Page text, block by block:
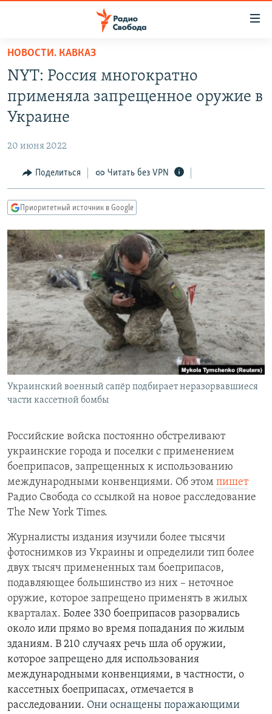
упрощенного
доступа
основному
Вернутся
Вернутся
поиску
АВТОРСКИЕ ПРОЕКТЫ
МНЕНИЯ
КУЛЬТУРА
КАВКАЗ.РЕАЛИИ
СЕВЕР.РЕАЛИИ
СИБИРЬ.РЕАЛИИ
РАСПИСАНИЕ ВЕЩАНИЯ
ПОДПИШИТЕСЬ НА РАССЫЛКУ
СОЦИАЛЬНЫЕ СЕТИ
НОВОСТИ. КАВКАЗ
NYT: Россия многократно
применяла запрещенное оружие в
Украине
20 июня 2022
Поделиться Читать без VPN
Приоритетный источник в Google
Украинский военный сапёр подбирает неразорвавшиеся
части кассетной бомбы
Российские войска постоянно обстреливают
украинские города и поселки с применением
боеприпасов, запрещенных к использованию
международными конвенциями. Об этом пишет
Радио Свобода со ссылкой на новое расследование
The New York Times.
Журналисты издания изучили более тысячи
фотоснимков из Украины и определили тип более
двух тысяч примененных там боеприпасов,
подавляющее большинство из них – неточное
оружие, которое запрещено применять в жилых
кварталах. Более 330 боеприпасов разорвались
около или прямо во время попадания по жилым
зданиям. В 210 случаях речь шла об оружии,
которое запрещено для использования
международными конвенциями, в частности, о
кассетных боеприпасах, отмечается в
расследовании. Они оснащены поражающими